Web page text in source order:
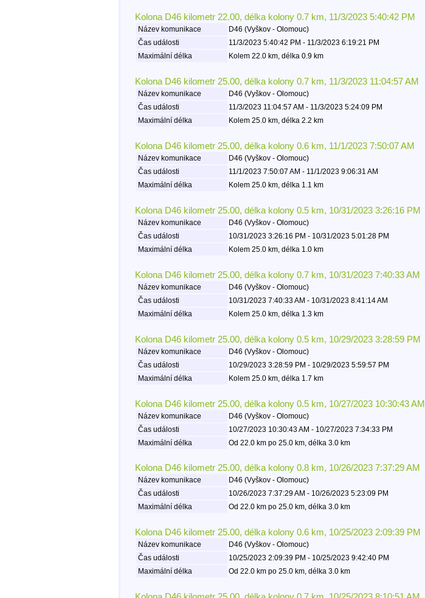
Kolona D46 kilometr 22.00, délka kolony 0.7 km, 11/3/2023 5:40:42 PM
Název komunikace D46 (Vyškov - Olomouc)
Čas události
11/3/2023 5:40:42 PM - 11/3/2023 6:19:21 PM
Maximální délka
Kolem 22.0 km, délka 0.9 km
Kolona D46 kilometr 25.00, délka kolony 0.7 km, 11/3/2023 11:04:57 AM
Název komunikace D46 (Vyškov - Olomouc)
Čas události
11/3/2023 11:04:57 AM - 11/3/2023 5:24:09 PM
Maximální délka
Kolem 25.0 km, délka 2.2 km
Kolona D46 kilometr 25.00, délka kolony 0.6 km, 11/1/2023 7:50:07 AM
Název komunikace D46 (Vyškov - Olomouc)
Čas události
11/1/2023 7:50:07 AM - 11/1/2023 9:06:31 AM
Maximální délka
Kolem 25.0 km, délka 1.1 km
Kolona D46 kilometr 25.00, délka kolony 0.5 km, 10/31/2023 3:26:16 PM
Název komunikace D46 (Vyškov - Olomouc)
Čas události
10/31/2023 3:26:16 PM - 10/31/2023 5:01:28 PM
Maximální délka
Kolem 25.0 km, délka 1.0 km
Kolona D46 kilometr 25.00, délka kolony 0.7 km, 10/31/2023 7:40:33 AM
Název komunikace D46 (Vyškov - Olomouc)
Čas události
10/31/2023 7:40:33 AM - 10/31/2023 8:41:14 AM
Maximální délka
Kolem 25.0 km, délka 1.3 km
Kolona D46 kilometr 25.00, délka kolony 0.5 km, 10/29/2023 3:28:59 PM
Název komunikace D46 (Vyškov - Olomouc)
Čas události
10/29/2023 3:28:59 PM - 10/29/2023 5:59:57 PM
Maximální délka
Kolem 25.0 km, délka 1.7 km
Kolona D46 kilometr 25.00, délka kolony 0.5 km, 10/27/2023 10:30:43 AM
Název komunikace D46 (Vyškov - Olomouc)
Čas události
10/27/2023 10:30:43 AM - 10/27/2023 7:34:33 PM
Maximální délka
Od 22.0 km po 25.0 km, délka 3.0 km
Kolona D46 kilometr 25.00, délka kolony 0.8 km, 10/26/2023 7:37:29 AM
Název komunikace D46 (Vyškov - Olomouc)
Čas události
10/26/2023 7:37:29 AM - 10/26/2023 5:23:09 PM
Maximální délka
Od 22.0 km po 25.0 km, délka 3.0 km
Kolona D46 kilometr 25.00, délka kolony 0.6 km, 10/25/2023 2:09:39 PM
Název komunikace D46 (Vyškov - Olomouc)
Čas události
10/25/2023 2:09:39 PM - 10/25/2023 9:42:40 PM
Maximální délka
Od 22.0 km po 25.0 km, délka 3.0 km